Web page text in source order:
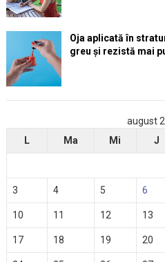
Oja aplicată în
greu și rezistă mai
august
L
Ma Mi J
3 4 5 6
10 11 12 13
17 18 19 20